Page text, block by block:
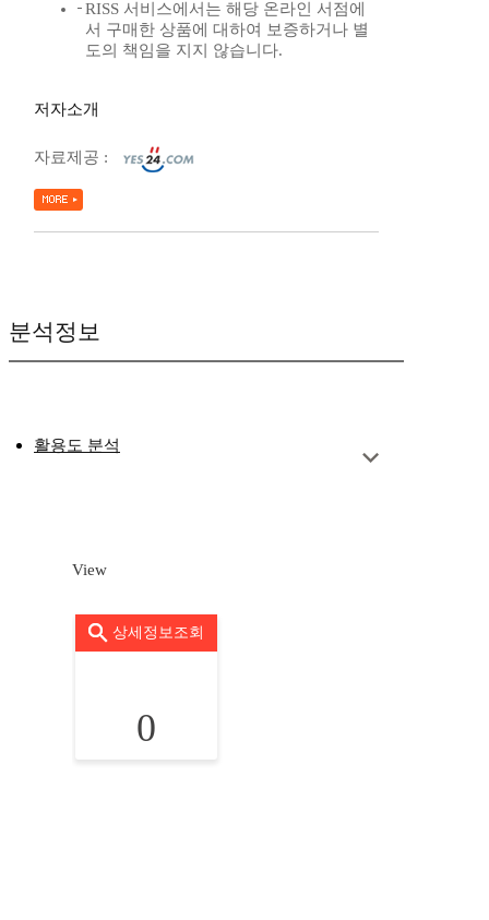
RISS 서비스에서는 해당 온라인 서점에
서 구매한 상품에 대하여 보증하거나 별
도의 책임을 지지 않습니다.
저자소개
자료제공 :
분석정보
활용도 분석
View
상세정보조회
0